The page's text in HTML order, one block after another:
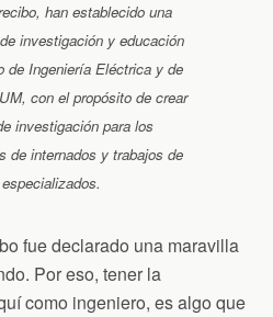
han establecido una
investigación y educación
de Ingeniería Eléctrica y de
con el propósito de crear
investigación para los
de internados y trabajos de
fue declarado una maravilla
Por eso, tener la
como ingeniero, es algo que